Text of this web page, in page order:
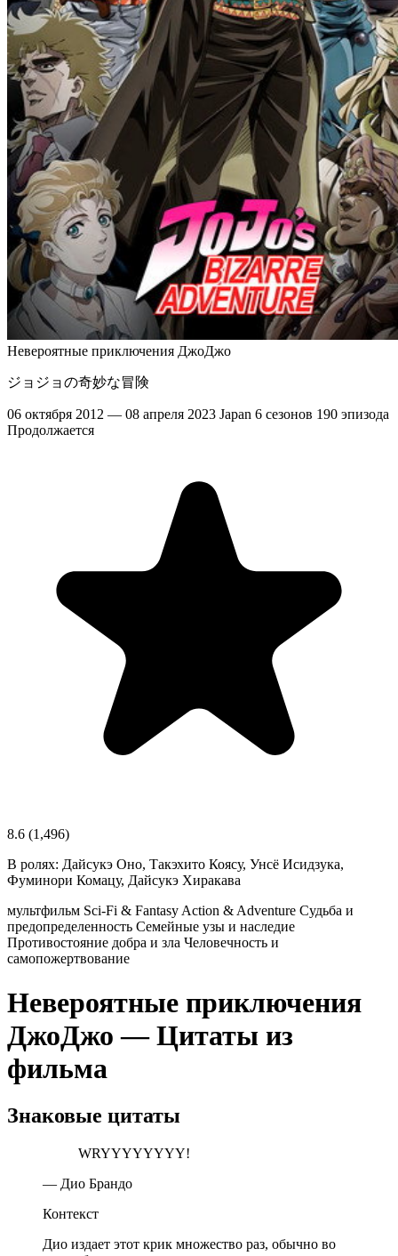
Невероятные приключения ДжоДжо
ジョジョの奇妙な冒険
06 октября 2012 — 08 апреля 2023 Japan 6 сезонов 190 эпизода
Продолжается
8.6 (1,496)
В ролях: Дайсукэ Оно, Такэхито Коясу, Унсё Исидзука,
Фуминори Комацу, Дайсукэ Хиракава
мультфильм Sci-Fi & Fantasy Action & Adventure Судьба и
предопределенность Семейные узы и наследие
Противостояние добра и зла Человечность и
самопожертвование
Невероятные приключения
ДжоДжо — Цитаты из
фильма
Знаковые цитаты
WRYYYYYYYY!
— Дио Брандо
Контекст
Дио издает этот крик множество раз, обычно во